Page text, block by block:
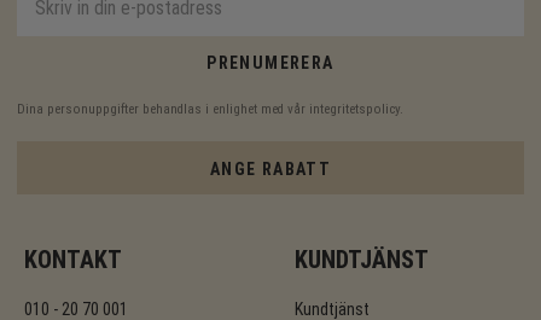
PRENUMERERA
Dina personuppgifter behandlas i enlighet med vår integritetspolicy
ANGE RABATT
KONTAKT
010 - 20 70 001
KUNDTJÄNST
Kundtjänst